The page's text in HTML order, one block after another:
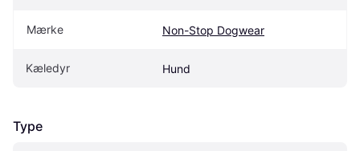
Mærke Non-Stop Dogwear
Kæledyr Hund
Type